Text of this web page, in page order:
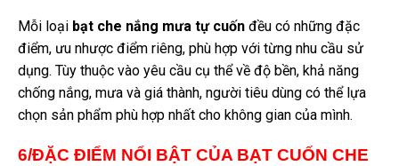
Mỗi loại bạt che nắng mưa tự cuốn đều có những đặc
điểm, ưu nhược điểm riêng, phù hợp với từng nhu cầu sử
dụng. Tùy thuộc vào yêu cầu cụ thể về độ bền, khả năng
chống nắng, mưa và giá thành, người tiêu dùng có thể lựa
chọn sản phẩm phù hợp nhất cho không gian của mình.
6/ĐẶC ĐIỂM NỔI BẬT CỦA BẠT CUỐN CHE